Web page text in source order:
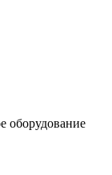
оборудование